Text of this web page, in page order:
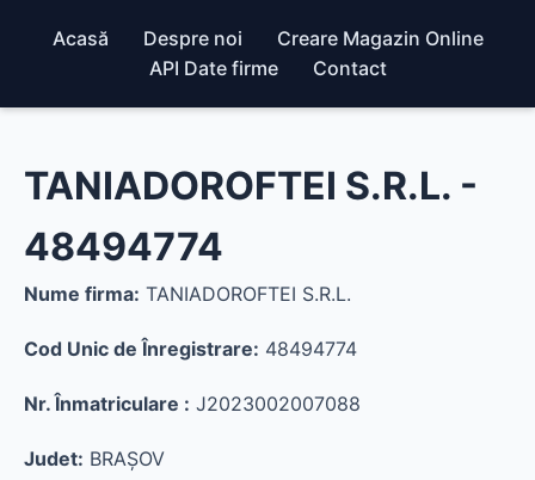
Acasă Despre noi
Creare Magazin Online
API Date firme
Contact
TANIADOROFTEI S.R.L. -
48494774
Nume firma: TANIADOROFTEI S.R.L.
Cod Unic de Înregistrare: 48494774
Nr. Înmatriculare : J2023002007088
Judet: BRAŞOV